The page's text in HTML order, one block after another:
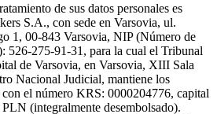
de sus datos personales es
S.A., con sede en Varsovia, ul.
1, 00-843 Varsovia, NIP (Número de
526-275-91-31, para la cual el Tribunal
de Varsovia, en Varsovia, XIII Sala
Nacional Judicial, mantiene los
el número KRS: 0000204776, capital
(integralmente desembolsado).